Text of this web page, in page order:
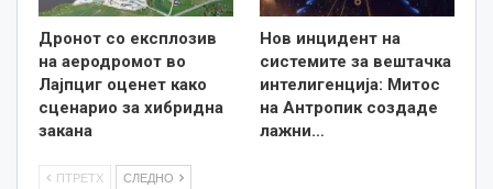
Дронот со експлозив
на аеродромот во
Лајпциг оценет како
сценарио за хибридна
закана
Нов инцидент на
системите за вештачка
интелигенција: Митос
на Антропик создаде
лажни…
ПТРЕТХ СЛЕДНО